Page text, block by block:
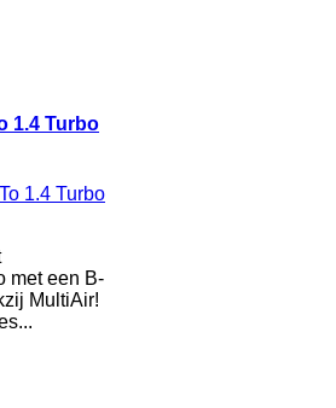
1.4 Turbo
met een B-
MultiAir!